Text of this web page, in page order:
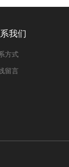
我们
方式
留言